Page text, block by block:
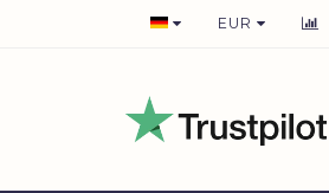
1-2 DAYS DELIVERY FOR
EUR